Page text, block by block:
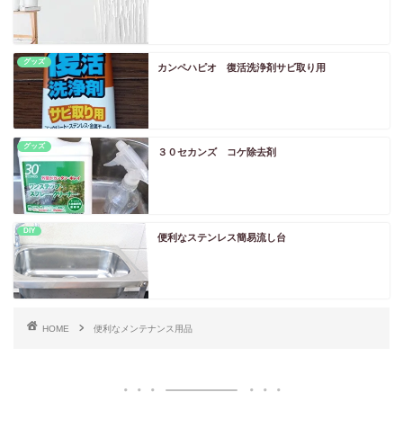
グッズ
カンペハピオ 復活洗浄剤サビ取り用
グッズ
３０セカンズ コケ除去剤
DIY
便利なステンレス簡易流し台
HOME 便利なメンテナンス用品